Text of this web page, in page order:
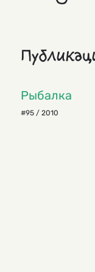
Рыбалка
#95 / 2010